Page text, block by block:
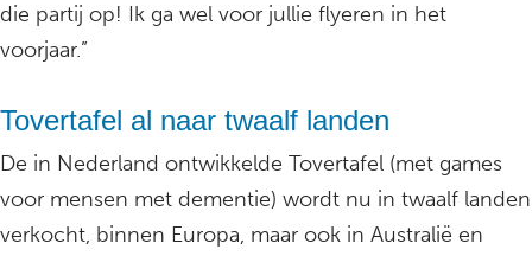
die partij op! Ik ga wel voor jullie flyeren in het
voorjaar.”
Tovertafel al naar twaalf landen
De in Nederland ontwikkelde Tovertafel (met games
voor mensen met dementie) wordt nu in twaalf landen
verkocht, binnen Europa, maar ook in Australië en